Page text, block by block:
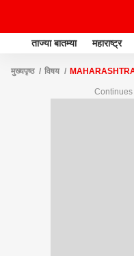
ताज्या बातम्या महाराष्ट्र
मुख्यपृष्ठ विषय